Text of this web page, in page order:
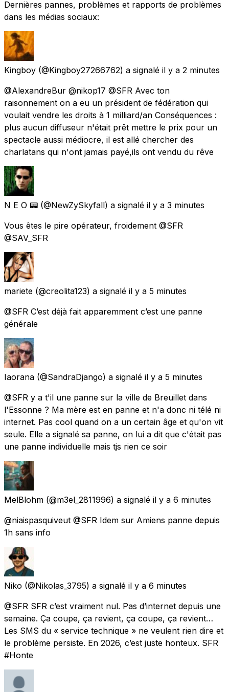
Dernières pannes, problèmes et rapports de problèmes
dans les médias sociaux:
Kingboy (@Kingboy27266762) a signalé il y a 2 minutes
@AlexandreBur @nikop17 @SFR Avec ton
raisonnement on a eu un président de fédération qui
voulait vendre les droits à 1 milliard/an Conséquences :
plus aucun diffuseur n'était prêt mettre le prix pour un
spectacle aussi médiocre, il est allé chercher des
charlatans qui n'ont jamais payé,ils ont vendu du rêve
N E O 📟 (@NewZySkyfall) a signalé il y a 3 minutes
Vous êtes le pire opérateur, froidement @SFR
@SAV_SFR
mariete (@creolita123) a signalé il y a 5 minutes
@SFR C’est déjà fait apparemment c’est une panne
générale
Iaorana (@SandraDjango) a signalé il y a 5 minutes
@SFR y a t'il une panne sur la ville de Breuillet dans
l'Essonne ? Ma mère est en panne et n'a donc ni télé ni
internet. Pas cool quand on a un certain âge et qu'on vit
seule. Elle a signalé sa panne, on lui a dit que c'était pas
une panne individuelle mais tjs rien ce soir
MelBlohm (@m3el_2811996) a signalé il y a 6 minutes
@niaispasquiveut @SFR Idem sur Amiens panne depuis
1h sans info
Niko (@Nikolas_3795) a signalé il y a 6 minutes
@SFR SFR c’est vraiment nul. Pas d’internet depuis une
semaine. Ça coupe, ça revient, ça coupe, ça revient…
Les SMS du « service technique » ne veulent rien dire et
le problème persiste. En 2026, c’est juste honteux. SFR
#Honte